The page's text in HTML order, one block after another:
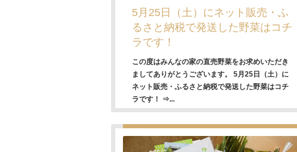
5月25日（土）にネット販売・ふ
るさと納税で発送した野菜はコチ
ラです！
この度はみんなの家の直売野菜をお求めいただき
ましてありがとうございます。 5月25日（土）に
ネット販売・ふるさと納税で発送した野菜はコチ
ラです！ ⇒...